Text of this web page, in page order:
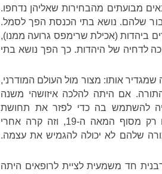
מבועתים מהבחירות שאליהן נדחפו.
שלהם. נושא בתי הכנסת הפך לסמל.
ביהדות (אכילת שרימפס גרועה ממנו),
לדחיה של היהדות. כך הפך נושא בתי
אותו: מצור מול העולם המודרני,
אם היתה להלכה איזושהי משנה
להשתמש בה כדי לפזר את תחושת
המצור. אבל אנחנו יודעים על חידקים רק מסוף המאה ה-19, וזה קרה אחרי
שלהם לא יכולה להגמיש את עצמה.
חד משמעית לציית לרופאים היתה